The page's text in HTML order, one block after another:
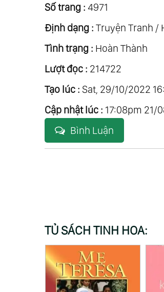
Số trang : 4971
Định dạng : Truyện Tranh /
Tình trạng : Hoàn Thành
Lượt đọc : 214722
Tạo lúc : Sat, 29/10/2022
Cập nhật lúc : 17:08pm 21/
Bình Luận
TỦ SÁCH TINH HOA: